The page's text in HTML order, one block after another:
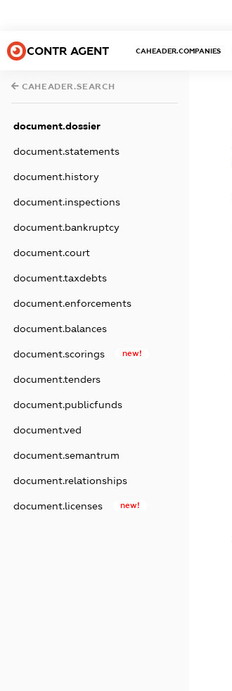
CONTR AGENT CAHEADER.COMPANIES
CAHEADER.SEARCH
document.dossier
document.statements
document.history
document.inspections
document.bankruptcy
document.court
document.taxdebts
document.enforcements
document.balances
document.scorings new!
document.tenders
document.publicfunds
document.ved
document.semantrum
document.relationships
document.licenses new!